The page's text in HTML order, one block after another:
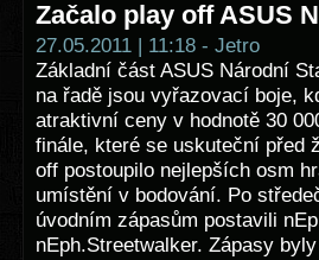
Začalo play off ASUS
27.05.2011 | 11:18 - Jetro
Základní část ASUS Národní
na řadě jsou vyřazovací boje,
atraktivní ceny v hodnotě 30
finále, které se uskuteční před
off postoupilo nejlepších osm
umístění v bodování. Po
úvodním zápasům postavili
nEph.Streetwalker. Zápasy